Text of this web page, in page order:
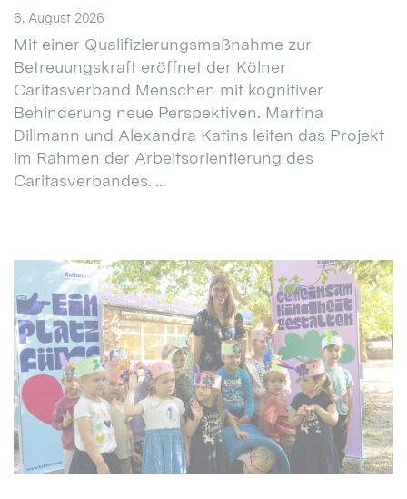
6. August 2026
Mit einer Qualifizierungsmaßnahme zur
Betreuungskraft eröffnet der Kölner
Caritasverband Menschen mit kognitiver
Behinderung neue Perspektiven. Martina
Dillmann und Alexandra Katins leiten das Projekt
im Rahmen der Arbeitsorientierung des
Caritasverbandes. ...